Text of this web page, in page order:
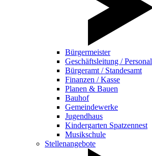
Bürgermeister
Geschäftsleitung / Personal
Bürgeramt / Standesamt
Finanzen / Kasse
Planen & Bauen
Bauhof
Gemeindewerke
Jugendhaus
Kindergarten Spatzennest
Musikschule
Stellenangebote